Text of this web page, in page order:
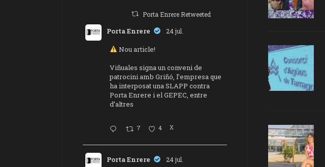
Porta Enrere Retweeted
Porta Enrere 24 jul.
Nou article!
Viñuales signa un conveni de
patrocini amb Griñó, l’empresa que
ha interposat una SLAPP contra
Porta Enrere i el GEPEC, entre
d’altres
7 4 X
Porta Enrere 24 jul.